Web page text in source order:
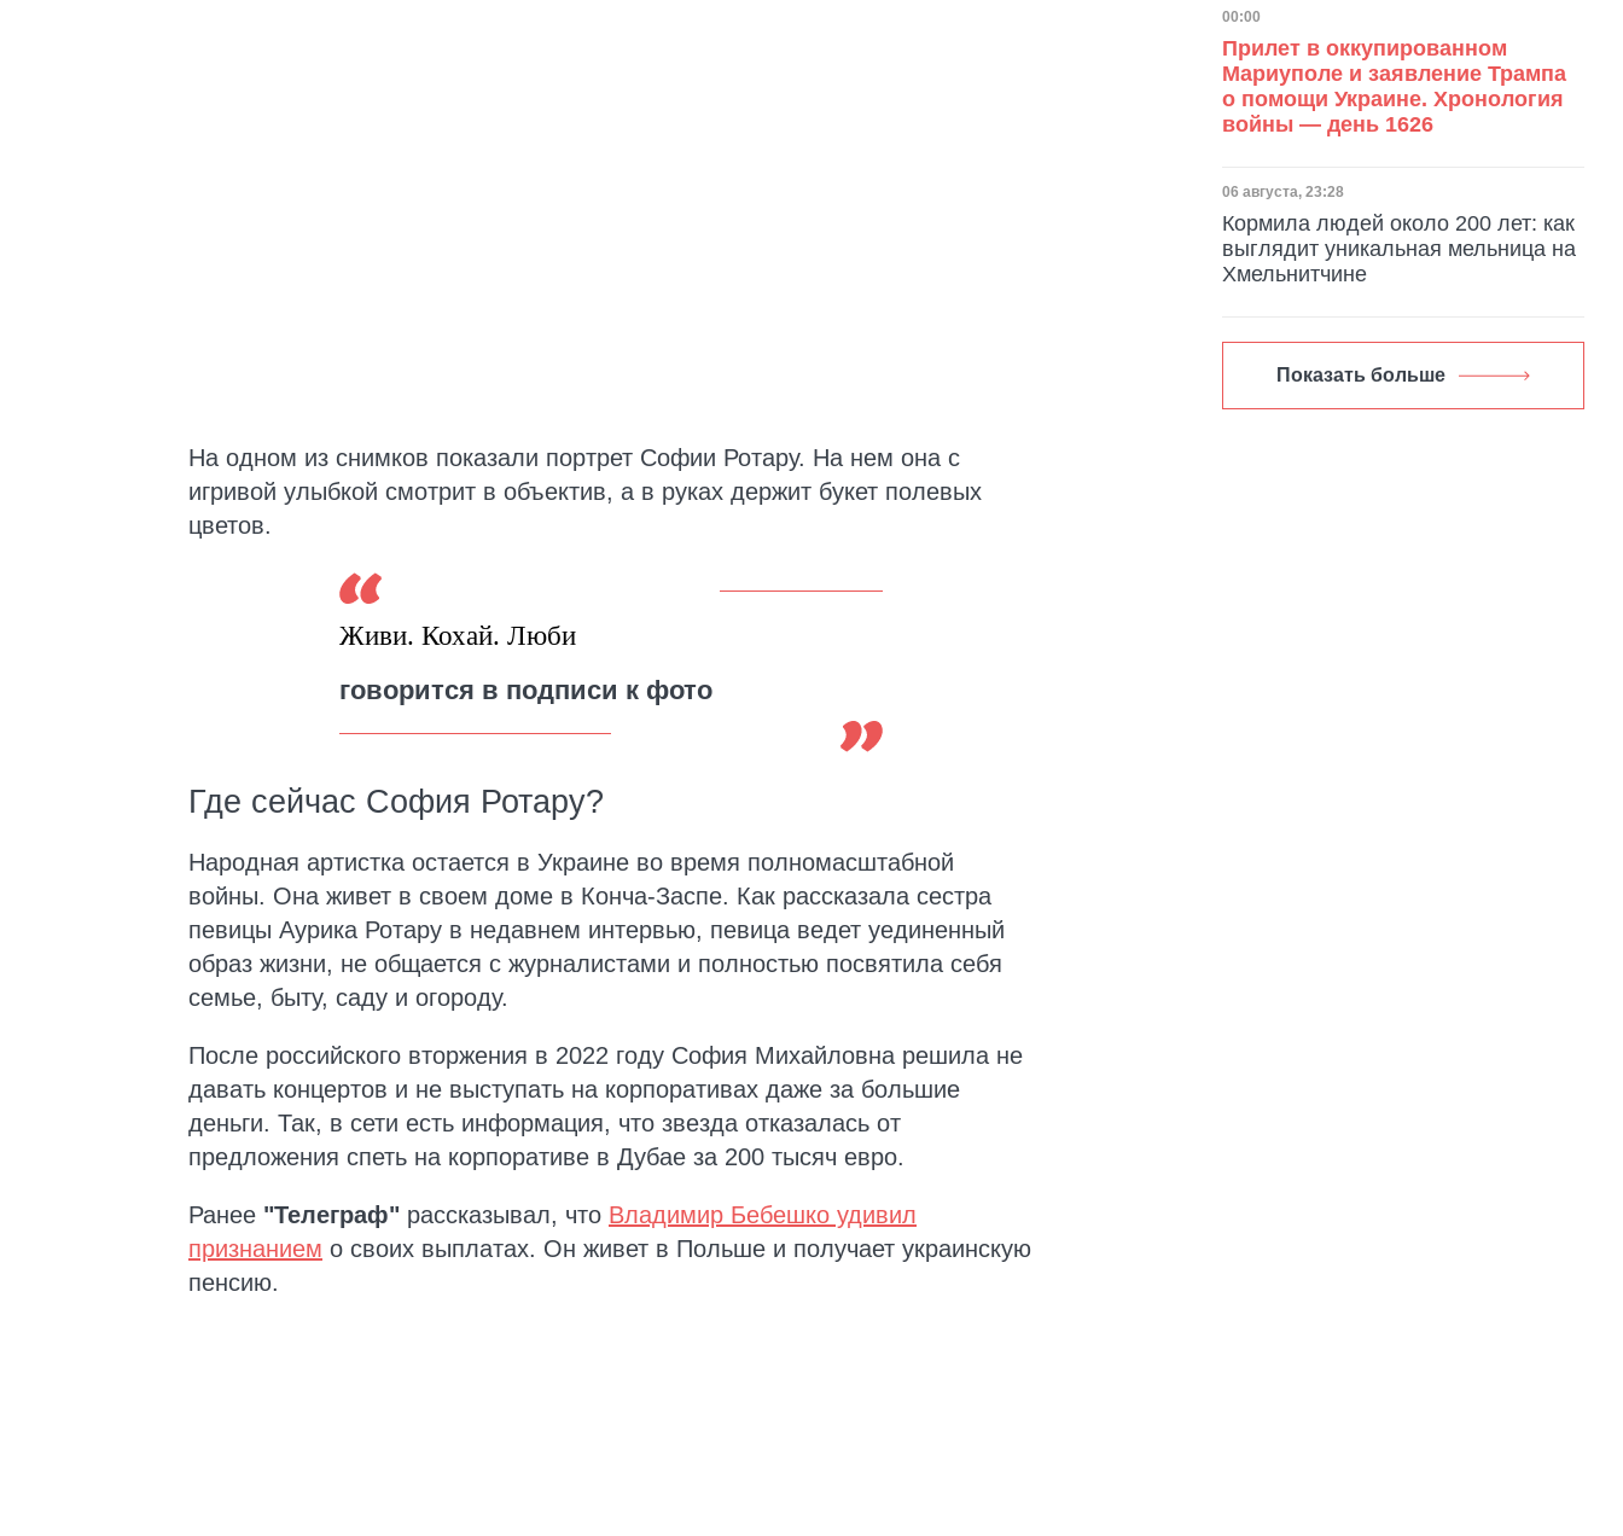
На одном из снимков показали портрет Софии Ротару. На нем она с
игривой улыбкой смотрит в объектив, а в руках держит букет полевых
цветов.
Живи. Кохай. Люби
говорится в подписи к фото
Где сейчас София Ротару?
Народная артистка остается в Украине во время полномасштабной
войны. Она живет в своем доме в Конча-Заспе. Как рассказала сестра
певицы Аурика Ротару в недавнем интервью, певица ведет уединенный
образ жизни, не общается с журналистами и полностью посвятила себя
семье, быту, саду и огороду.
После российского вторжения в 2022 году София Михайловна решила не
давать концертов и не выступать на корпоративах даже за большие
деньги. Так, в сети есть информация, что звезда отказалась от
предложения спеть на корпоративе в Дубае за 200 тысяч евро.
Ранее "Телеграф" рассказывал, что Владимир Бебешко удивил
признанием о своих выплатах. Он живет в Польше и получает украинскую
пенсию.
Дата публикации
00:00
Прилет в оккупированном
Мариуполе и заявление Трампа
о помощи Украине. Хронология
войны — день 1626
Дата публикации
06 августа, 23:28
Кормила людей около 200 лет: как
выглядит уникальная мельница на
Хмельнитчине
Показать больше